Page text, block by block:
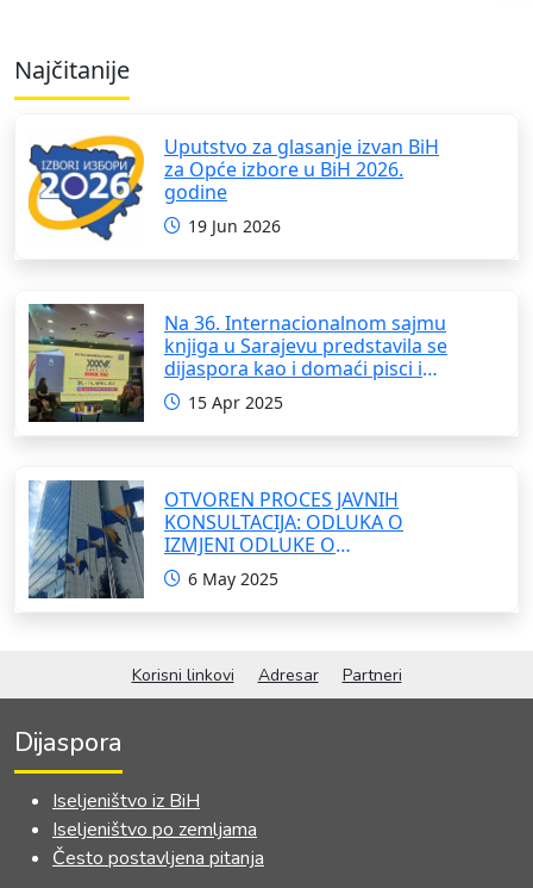
Najčitanije
Uputstvo za glasanje izvan BiH
za Opće izbore u BiH 2026.
godine
19 Jun 2026
Na 36. Internacionalnom sajmu
knjiga u Sarajevu predstavila se
dijaspora kao i domaći pisci i
umjetnici
15 Apr 2025
OTVOREN PROCES JAVNIH
KONSULTACIJA: ODLUKA O
IZMJENI ODLUKE O
FORMIRANJU INTERRESORNE
RADNE GRUPE ZA IZRADU
OKVIRNOG ZAKONA O
HERCEGOVINE
6 May 2025
Korisni linkovi Adresar Partneri
Dijaspora
Iseljeništvo iz BiH
Iseljeništvo po zemljama
Često postavljena pitanja